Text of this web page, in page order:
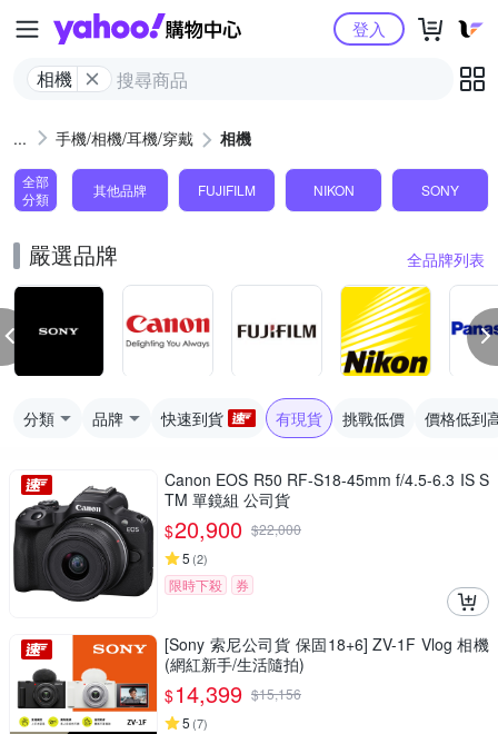
Yahoo購物中心
相機
登入
手機/相機/耳機/穿戴 相機
全部
分類
其他品牌 FUJIFILM NIKON SONY
嚴選品牌 全品牌列表
分類 品牌 快速到貨 有現貨 挑戰低價 價格低到
Canon EOS R50 RF-S18-45mm f/4.5-6.3 IS S
TM 單鏡組 公司貨
$20,900 $22,000
5 (2)
限時下殺 券
[Sony 索尼公司貨 保固18+6] ZV-1F Vlog 相機
(網紅新手/生活隨拍)
$14,399 $15,156
5 (7)